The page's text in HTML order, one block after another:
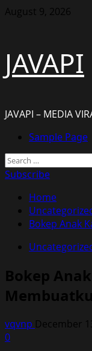
Skip
August 9, 2026
JAVAPI
JAVAPI – MEDIA
PrimarySample Page
Search
for:
Subscribe
Home
Bokep Anak
Bokep
vqvnp December
0